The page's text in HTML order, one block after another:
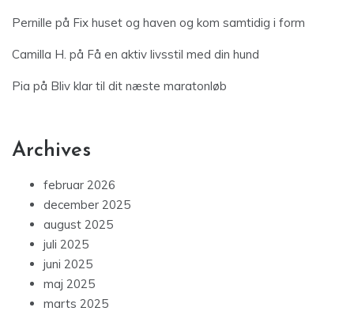
Pernille på Fix huset og haven og kom samtidig i form
Camilla H. på Få en aktiv livsstil med din hund
Pia på Bliv klar til dit næste maratonløb
Archives
februar 2026
december 2025
august 2025
juli 2025
juni 2025
maj 2025
marts 2025